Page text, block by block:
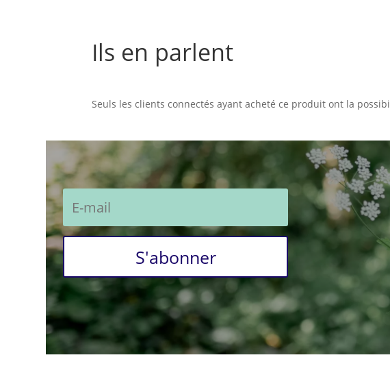
Ils en parlent
Seuls les clients connectés ayant acheté ce produit ont la
S'abonner